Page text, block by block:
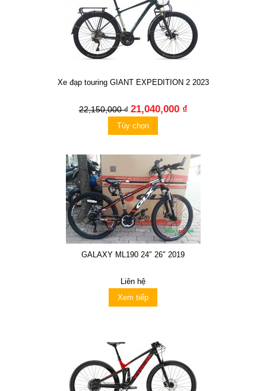
Xe đạp touring GIANT EXPEDITION 2 2023
22,150,000 ₫ 21,040,000 ₫
Tùy chọn
GALAXY ML190 24″ 26″ 2019
Liên hệ
Xem tiếp